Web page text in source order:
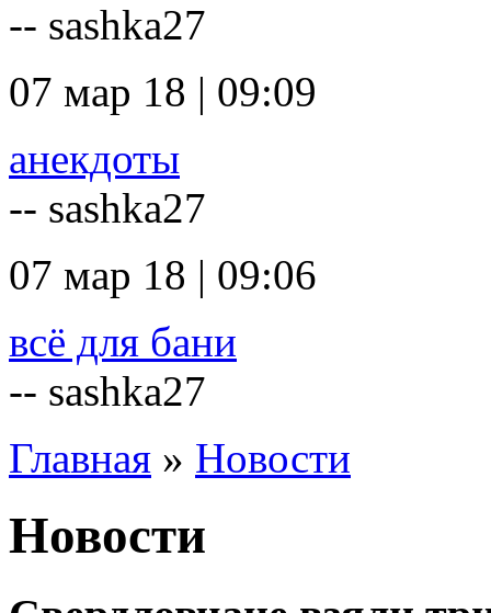
-- sashka27
07 мар 18 | 09:09
анекдоты
-- sashka27
07 мар 18 | 09:06
всё для бани
-- sashka27
Главная » Новости
Новости